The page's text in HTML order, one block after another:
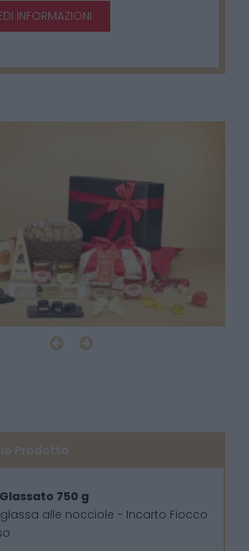
INFORMAZIONI
Prodotto
750 g
alle nocciole - Incarto Fiocco